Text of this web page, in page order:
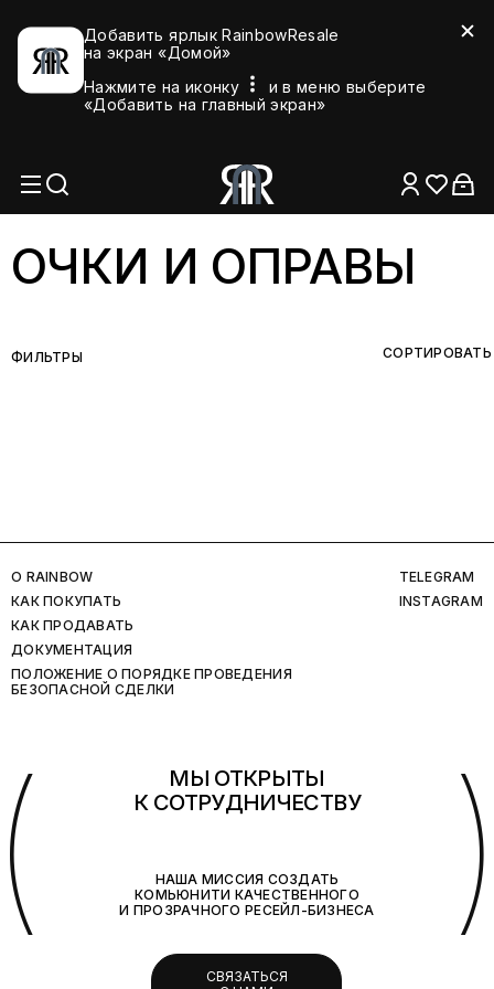
Добавить ярлык RainbowResale
на экран «Домой»
Нажмите на иконку
и в меню выберите
«Добавить на главный экран»
ОЧКИ И ОПРАВЫ
ФИЛЬТРЫ СОРТИРОВАТЬ
O RAINBOW
КАК ПОКУПАТЬ
КАК ПРОДАВАТЬ
ДОКУМЕНТАЦИЯ
ПОЛОЖЕНИЕ О ПОРЯДКЕ ПРОВЕДЕНИЯ
БЕЗОПАСНОЙ СДЕЛКИ
TELEGRAM
INSTAGRAM
МЫ ОТКРЫТЫ
К СОТРУДНИЧЕСТВУ
НАША МИССИЯ СОЗДАТЬ
КОМЬЮНИТИ КАЧЕСТВЕННОГО
И ПРОЗРАЧНОГО РЕСЕЙЛ-БИЗНЕСА
СВЯЗАТЬСЯ